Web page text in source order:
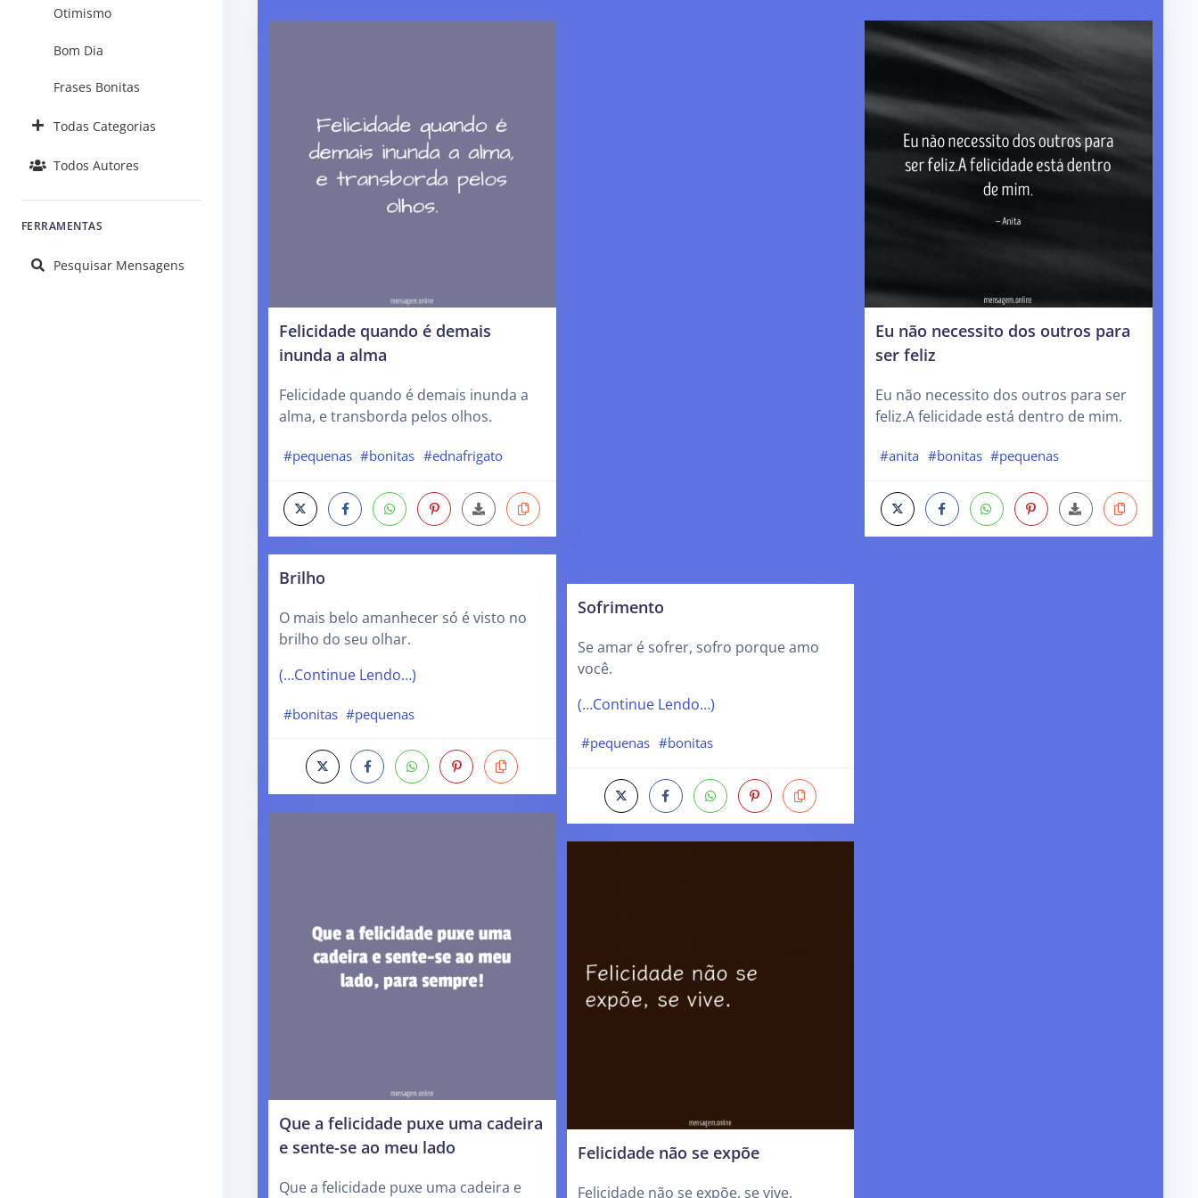
Otimismo
Bom Dia
Frases Bonitas
Todas Categorias
Todos Autores
FERRAMENTAS
Pesquisar Mensagens
Felicidade quando é demais
inunda a alma
Felicidade quando é demais inunda a
alma, e transborda pelos olhos.
#pequenas #bonitas #ednafrigato
Brilho
O mais belo amanhecer só é visto no
brilho do seu olhar.
(…Continue Lendo…)
#bonitas #pequenas
Que a felicidade puxe uma cadeira
e sente-se ao meu lado
Que a felicidade puxe uma cadeira e
Sofrimento
Se amar é sofrer, sofro porque amo
você.
(…Continue Lendo…)
#pequenas #bonitas
Felicidade não se expõe
Felicidade não se expõe, se vive.
Eu não necessito dos outros para
ser feliz
Eu não necessito dos outros para ser
feliz.A felicidade está dentro de mim.
#anita #bonitas #pequenas